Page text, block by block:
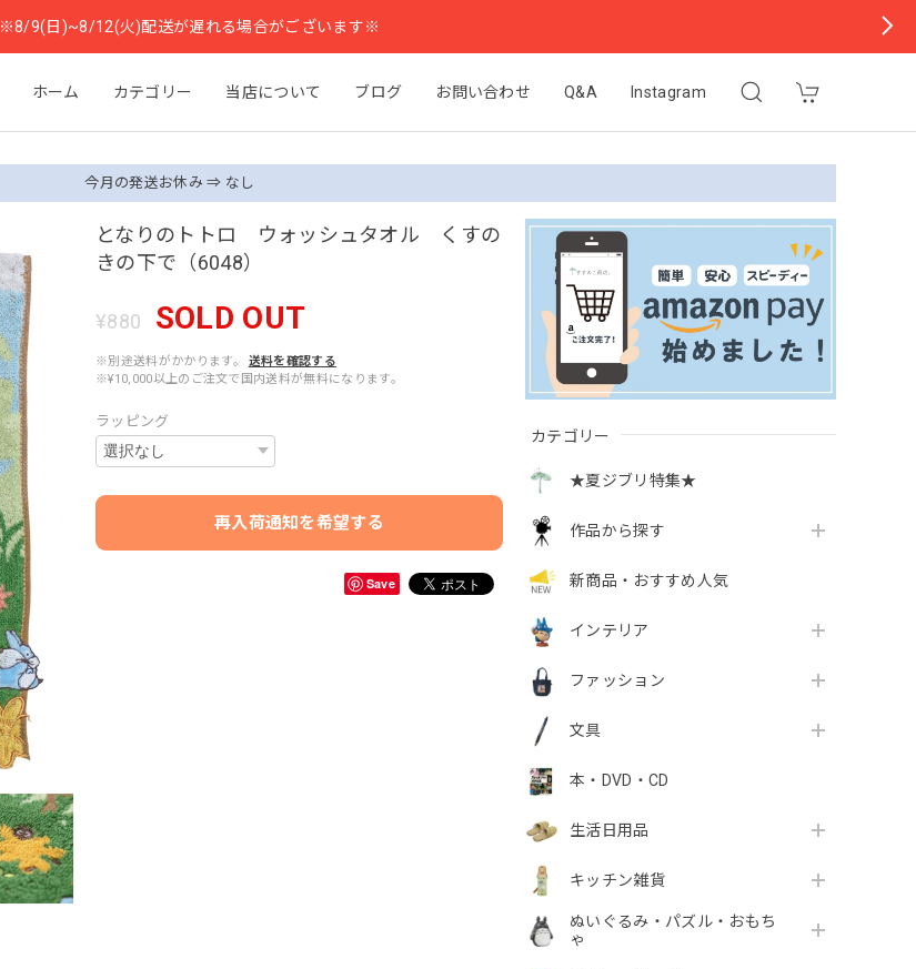
※8/9(日)~8/12(火)配送が遅れる場合がございます※
ホーム カテゴリー 当店について ブログ お問い合わせ Q&A Instagram
今月の発送お休み ⇒ なし
カテゴリー
★夏ジブリ特集★
作品から探す
新商品・おすすめ人気
インテリア
ファッション
文具
本・DVD・CD
生活日用品
キッチン雑貨
ぬいぐるみ・パズル・おもち
ゃ
となりのトトロ ウォッシュタオル くすの
きの下で（6048）
¥880 SOLD OUT
※別途送料がかかります。
送料を確認する
※¥10,000以上のご注文で国内送料が無料になります。
ラッピング
再入荷通知を希望する
Save